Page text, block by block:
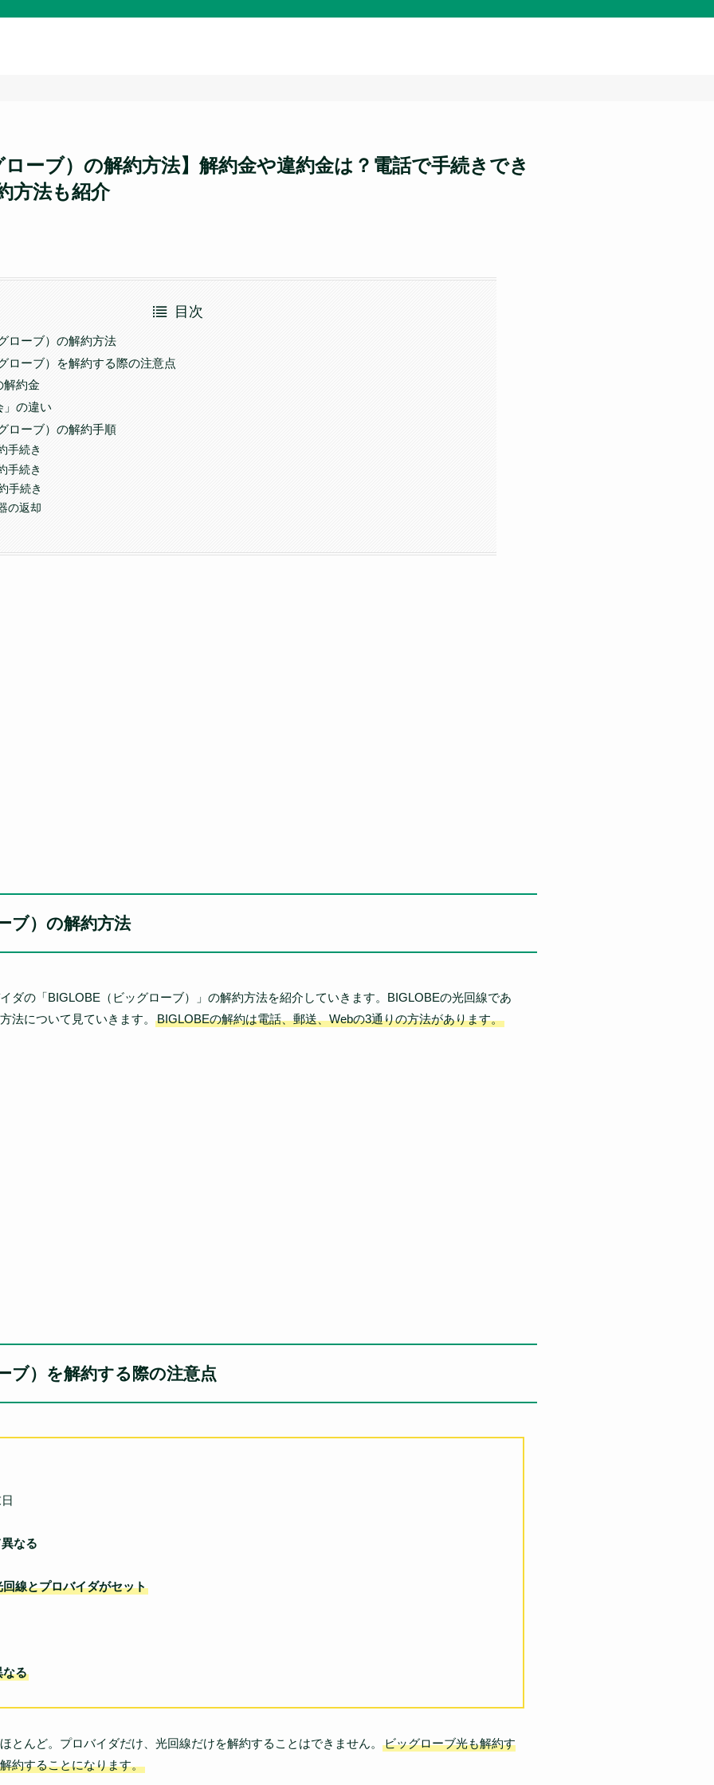
ローブ）の解約方法】解約金や違約金は？電話で手続きでき
方法も紹介
目次
ローブ）の解約方法
ローブ）を解約する際の注意点
解約金
」の違い
ローブ）の解約手順
手続き
手続き
手続き
の返却
ブ）の解約方法
ダの「BIGLOBE（ビッグローブ）」の解約方法を紹介していきます。BIGLOBEの光回線であ
法について見ていきます。
BIGLOBEの解約は電話、郵送、Webの3通りの方法があります。
ブ）を解約する際の注意点
なる
線とプロバイダがセット
なる
とんど。プロバイダだけ、光回線だけを解約することはできません。
ビッグローブ光も解約す
約することになります。